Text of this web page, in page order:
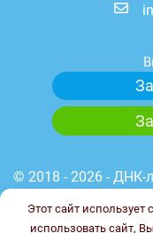
© 2018 - 2026 - ДНК-
Л041-01148-78/
Этот сайт
использовать сайт,